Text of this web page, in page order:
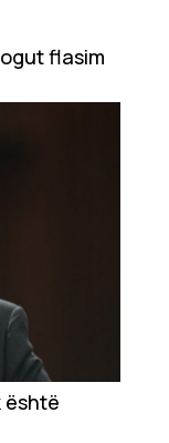
flasim
është